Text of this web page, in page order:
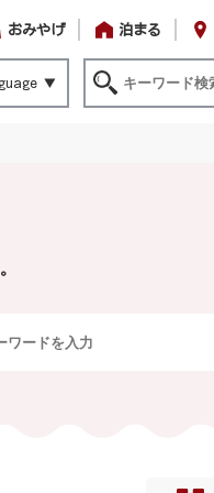
おみやげ 泊まる